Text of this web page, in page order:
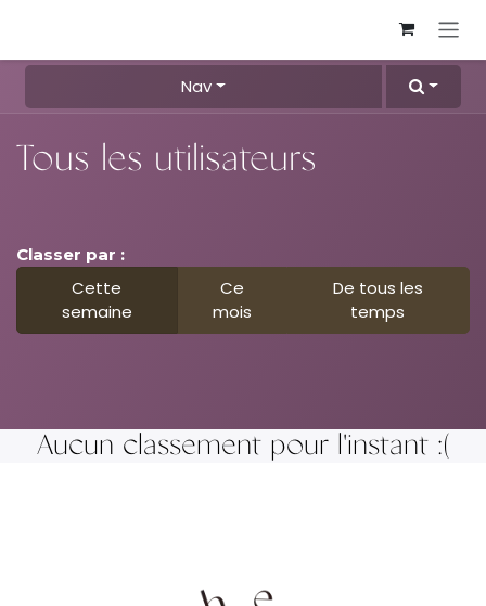
Nav
Tous les utilisateurs
Classer par :
Cette
semaine
Ce
mois
De tous les
temps
Aucun classement pour l'instant :(